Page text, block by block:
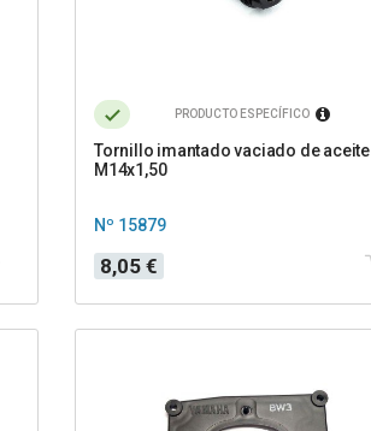
PRODUCTO ESPECÍFICO
Tornillo imantado vaciado de aceite
M14x1,50
Nº 15879
Precio
8,05 €